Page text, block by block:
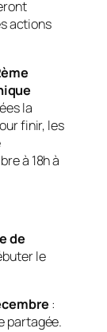
actions
la
finir, les
à 18h à
de
le
:
partagée.